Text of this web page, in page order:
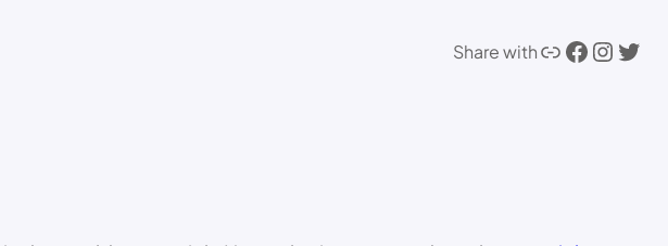
Share withLink Facebook Instagram Twitter